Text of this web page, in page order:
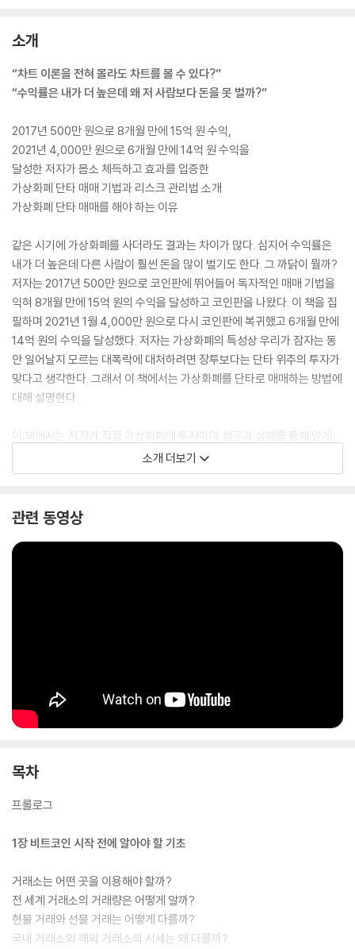
소개
“차트 이론을 전혀 몰라도 차트를 볼 수 있다?”
“수익률은 내가 더 높은데 왜 저 사람보다 돈을 못 벌까?”
2017년 500만 원으로 8개월 만에 15억 원 수익,
2021년 4,000만 원으로 6개월 만에 14억 원 수익을
달성한 저자가 몸소 체득하고 효과를 입증한
가상화폐 단타 매매 기법과 리스크 관리법 소개
가상화폐 단타 매매를 해야 하는 이유
같은 시기에 가상화폐를 사더라도 결과는 차이가 많다. 심지어 수익률은
내가 더 높은데 다른 사람이 훨씬 돈을 많이 벌기도 한다. 그 까닭이 뭘까?
저자는 2017년 500만 원으로 코인판에 뛰어들어 독자적인 매매 기법을
익혀 8개월 만에 15억 원의 수익을 달성하고 코인판을 나왔다. 이 책을 집
필하며 2021년 1월 4,000만 원으로 다시 코인판에 복귀했고 6개월 만에
14억 원의 수익을 달성했다. 저자는 가상화폐의 특성상 우리가 잠자는 동
안 일어날지 모르는 대폭락에 대처하려면 장투보다는 단타 위주의 투자가
맞다고 생각한다. 그래서 이 책에서는 가상화폐를 단타로 매매하는 방법에
대해 설명한다.
이 책에서는 저자가 직접 가상화폐에 투자하며 성공과 실패를 통해 얻게
된 값진 교훈들을 소개하고 있다. 시장이 아무리 좋아도 자신만의 기준이
세워지지 않으면 한순간에 실패할 수도 있기 때문에 저자는 코린이라면 처
만 트레이딩을 연습하는 것을 추천한다. 저자가 알려 주는 방법대로 차트
을 수 있게 되어 잃지 않는 투자를 할 수 있을 것이다.
소개 더보기
관련 동영상
목차
프롤로그
1장 비트코인 시작 전에 알아야 할 기초
거래소는 어떤 곳을 이용해야 할까?
전 세계 거래소의 거래량은 어떻게 알까?
현물 거래와 선물 거래는 어떻게 다를까?
국내 거래소와 해외 거래소의 시세는 왜 다를까?